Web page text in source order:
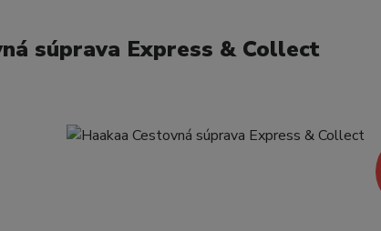
súprava Express & Collect